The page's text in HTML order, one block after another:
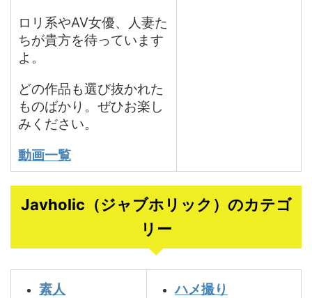
ロリ系やAV女優、人妻た
ちが貴方を待っています
よ。
どの作品も選び抜かれた
ものばかり。ぜひお楽し
みください。
動画一覧
Javholic（ジャブホリック）のカテゴ
リー
素人
ハメ撮り